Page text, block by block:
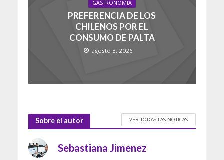
GASTRONOMIA
PREFERENCIA DE LOS
CHILENOS POR EL
CONSUMO DE PALTA
agosto 3, 2026
Sobre el autor VER TODAS LAS NOTICAS
Sebastiana Jimenez